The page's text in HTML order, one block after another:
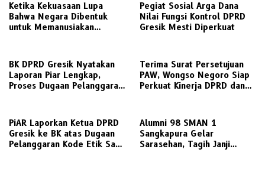
Ketika Kekuasaan Lupa
Bahwa Negara Dibentuk
untuk Memanusiakan
Pegiat Sosial Arga Dana
Nilai Fungsi Kontrol DPRD
Gresik Mesti Diperkuat
BK DPRD Gresik Nyatakan
Laporan Piar Lengkap,
Proses Dugaan Pelanggaran
Terima Surat Persetujuan
PAW, Wongso Negoro Siap
Perkuat Kinerja DPRD dan
PiAR Laporkan Ketua DPRD
Gresik ke BK atas Dugaan
Pelanggaran Kode Etik Saat
Alumni 98 SMAN 1
Sangkapura Gelar
Sarasehan, Tagih Janji